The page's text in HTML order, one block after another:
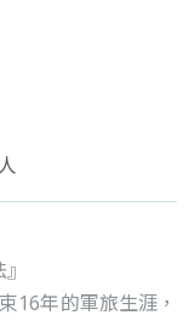
16年的軍旅生涯，